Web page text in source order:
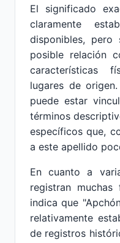
El significado
claramente
disponibles, pero
posible relación
características
lugares de
puede estar
términos
específicos que,
a este apellido
En cuanto a
registran
indica que
relativamente
de registros